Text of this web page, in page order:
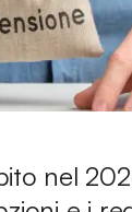
nel